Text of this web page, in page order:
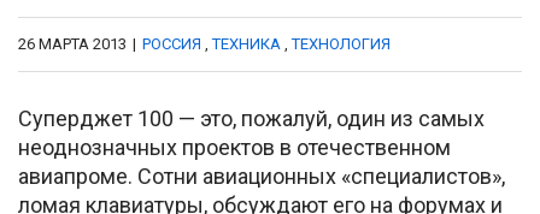
26 МАРТА 2013 | РОССИЯ ,ТЕХНИКА ,ТЕХНОЛОГИЯ
Суперджет 100 — это, пожалуй, один из самых
неоднозначных проектов в отечественном
авиапроме. Сотни авиационных «специалистов»,
ломая клавиатуры, обсуждают его на форумах и